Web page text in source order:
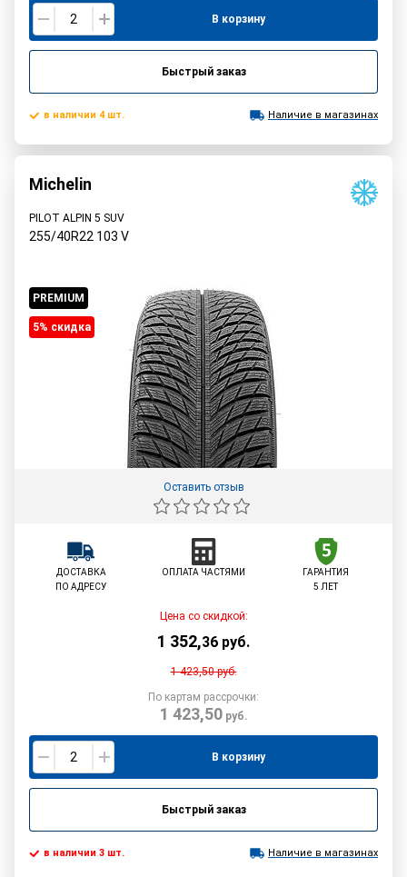
В корзину
Быстрый заказ
в наличии 4 шт. Наличие в магазинах
Michelin
PILOT ALPIN 5 SUV
255/40R22 103 V
PREMIUM
5% cкидка
Оставить отзыв
ДОСТАВКА
ПО АДРЕСУ
ОПЛАТА ЧАСТЯМИ
ГАРАНТИЯ
5 ЛЕТ
Цена со скидкой:
1 352,36 руб.
1 423,50руб.
По картам рассрочки:
1 423,50руб.
В корзину
Быстрый заказ
в наличии 3 шт. Наличие в магазинах